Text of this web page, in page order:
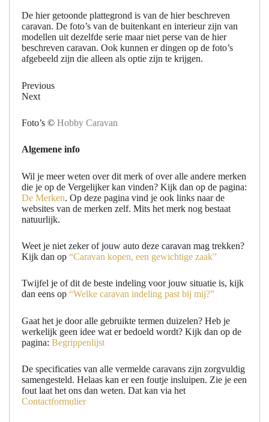
De hier getoonde plattegrond is van de hier beschreven
caravan. De foto’s van de buitenkant en interieur zijn van
modellen uit dezelfde serie maar niet perse van de hier
beschreven caravan. Ook kunnen er dingen op de foto’s
afgebeeld zijn die alleen als optie zijn te krijgen.
Previous
Next
Foto’s © Hobby Caravan
Algemene info
Wil je meer weten over dit merk of over alle andere merken
die je op de Vergelijker kan vinden? Kijk dan op de pagina:
De Merken. Op deze pagina vind je ook links naar de
websites van de merken zelf. Mits het merk nog bestaat
natuurlijk.
Weet je niet zeker of jouw auto deze caravan mag trekken?
Kijk dan op “Caravan kopen, een gewichtige zaak”
Twijfel je of dit de beste indeling voor jouw situatie is, kijk
dan eens op “Welke caravan indeling past bij mij?”
Gaat het je door alle gebruikte termen duizelen? Heb je
werkelijk geen idee wat er bedoeld wordt? Kijk dan op de
pagina: Begrippenlijst
De specificaties van alle vermelde caravans zijn zorgvuldig
samengesteld. Helaas kan er een foutje insluipen. Zie je een
fout laat het ons dan weten. Dat kan via het
Contactformulier